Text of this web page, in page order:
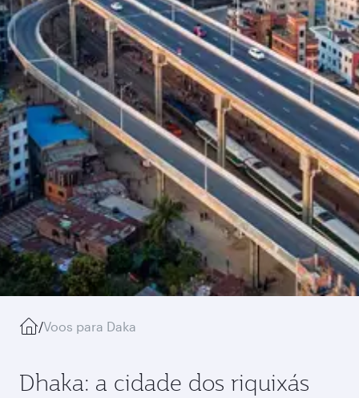
/Voos para Daka
Dhaka: a cidade dos riquixás